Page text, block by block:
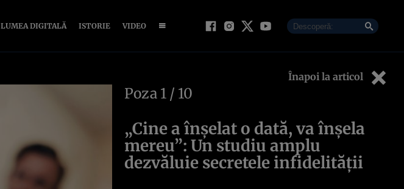
LUMEA DIGITALĂ ISTORIE VIDEO
Înapoi la articol
Poza 1 / 10
„Cine a înșelat o dată, va înșela
mereu”: Un studiu amplu
dezvăluie secretele infidelității